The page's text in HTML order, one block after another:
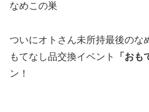
なめこの巣
ついにオトさん未所持最後のな
もてなし品交換イベント
「おも
ン！